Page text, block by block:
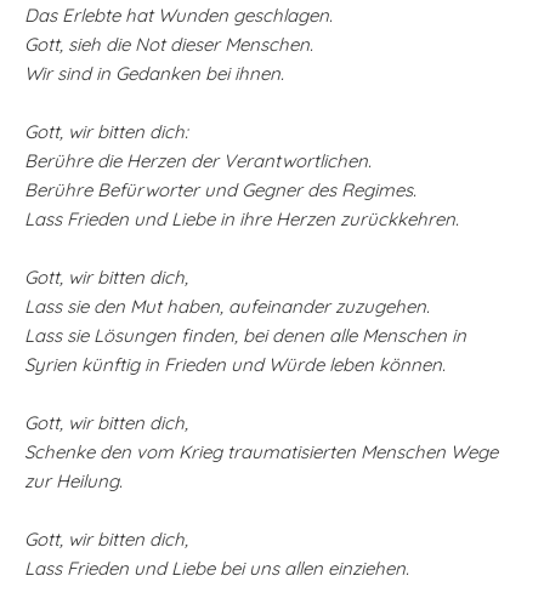
Das Erlebte hat Wunden geschlagen.
Gott, sieh die Not dieser Menschen.
Wir sind in Gedanken bei ihnen.
Gott, wir bitten dich:
Berühre die Herzen der Verantwortlichen.
Berühre Befürworter und Gegner des Regimes.
Lass Frieden und Liebe in ihre Herzen zurückkehren.
Gott, wir bitten dich,
Lass sie den Mut haben, aufeinander zuzugehen.
Lass sie Lösungen finden, bei denen alle Menschen in
Syrien künftig in Frieden und Würde leben können.
Gott, wir bitten dich,
Schenke den vom Krieg traumatisierten Menschen Wege
zur Heilung.
Gott, wir bitten dich,
Lass Frieden und Liebe bei uns allen einziehen.